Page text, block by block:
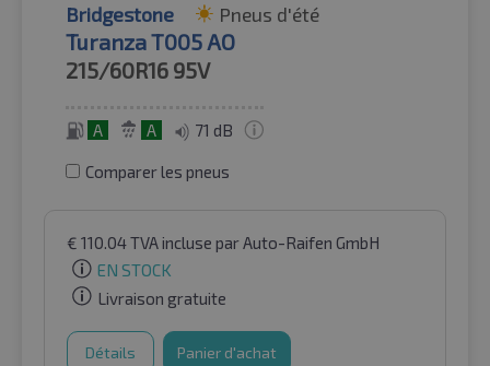
Bridgestone Pneus d'été
Turanza T005 AO
215/60R16 95V
A A 71 dB
Comparer les pneus
€ 110.04TVA incluse par Auto-Raifen GmbH
EN STOCK
Livraison gratuite
Détails Panier d'achat